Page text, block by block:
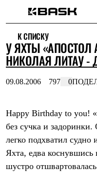
Интернет-магазин
Мужская одежда
Утепленная пухом
Куртки
Жилеты
Куртки
Брюки
Штормовая одежда
Куртки
Брюки
Софтшелл одежда
Куртки
К СПИСКУ
У ЯХТЫ «АПОСТОЛ
НИКОЛАЯ ЛИТАУ -
09.08.2006 797 0
Happy Birthday to you!
без сучка и
легко подхватил судно
Яхта, едва коснувшись
шустро